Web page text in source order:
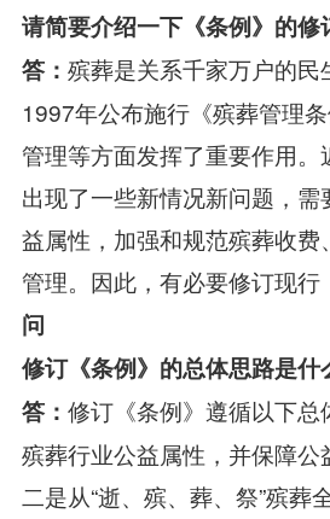
请简要介绍一下《条例》的修
答： 殡葬是关系千家万户的民
1997年公布施行《殡葬管理
管理等方面发挥了重要作用
出现了一些新情况新问题，需
益属性，加强和规范殡葬收费
管理。因此，有必要修订现行
问
修订《条例》的总体思路是什
答： 修订《条例》遵循以下
殡葬行业公益属性，并保障公
二是从“逝、殡、葬、祭”殡葬